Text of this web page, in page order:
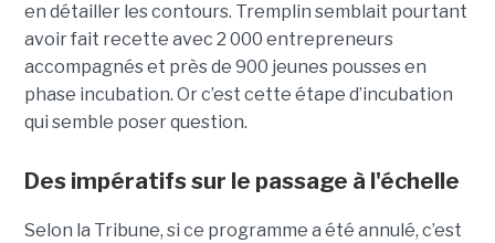
en détailler les contours. Tremplin semblait pourtant
avoir fait recette avec 2 000 entrepreneurs
accompagnés et près de 900 jeunes pousses en
phase incubation. Or c’est cette étape d’incubation
qui semble poser question.
Des impératifs sur le passage à l'échelle
Selon la Tribune, si ce programme a été annulé, c’est